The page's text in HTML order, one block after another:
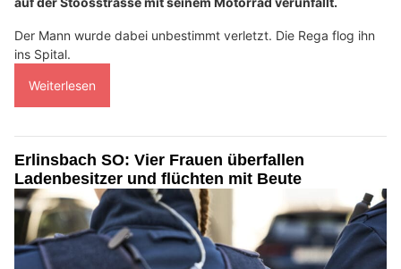
Der Mann wurde dabei unbestimmt verletzt. Die Rega flog ihn
ins Spital.
Weiterlesen
Erlinsbach SO: Vier Frauen überfallen
Ladenbesitzer und flüchten mit Beute